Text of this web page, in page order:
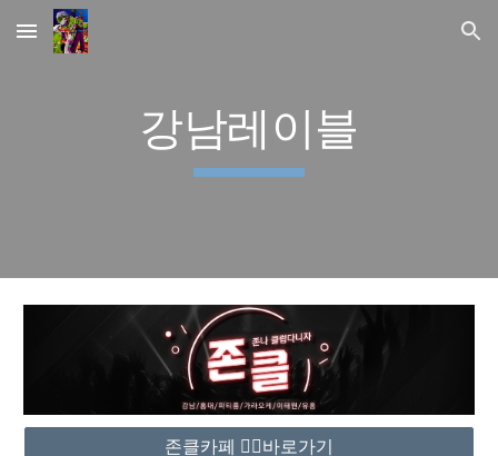
Skip to main content Skip to navigation
강남레이블
존클카페 ❤️‍🔥바로가기